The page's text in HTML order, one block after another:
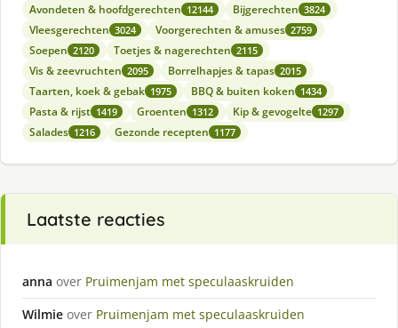
Avondeten & hoofdgerechten 12144 Bijgerechten 3824
Vleesgerechten 3024 Voorgerechten & amuses 2759
Soepen 2120 Toetjes & nagerechten 2115
Vis & zeevruchten 2095 Borrelhapjes & tapas 2015
Taarten, koek & gebak 1975 BBQ & buiten koken 1434
Pasta & rijst 1419 Groenten 1312 Kip & gevogelte 1297
Salades 1216 Gezonde recepten 1177
Laatste reacties
anna over Pruimenjam met speculaaskruiden
Wilmie over Pruimenjam met speculaaskruiden